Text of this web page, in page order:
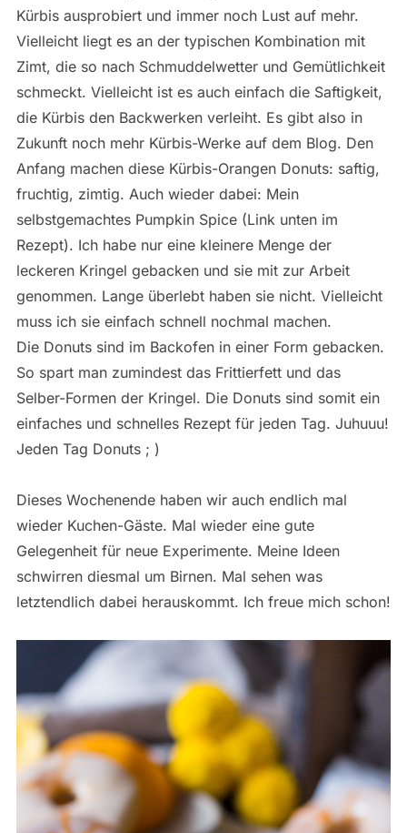
Kürbis ausprobiert und immer noch Lust auf mehr.
Vielleicht liegt es an der typischen Kombination mit
Zimt, die so nach Schmuddelwetter und Gemütlichkeit
schmeckt. Vielleicht ist es auch einfach die Saftigkeit,
die Kürbis den Backwerken verleiht. Es gibt also in
Zukunft noch mehr Kürbis-Werke auf dem Blog. Den
Anfang machen diese Kürbis-Orangen Donuts: saftig,
fruchtig, zimtig. Auch wieder dabei: Mein
selbstgemachtes Pumpkin Spice (Link unten im
Rezept). Ich habe nur eine kleinere Menge der
leckeren Kringel gebacken und sie mit zur Arbeit
genommen. Lange überlebt haben sie nicht. Vielleicht
muss ich sie einfach schnell nochmal machen.
Die Donuts sind im Backofen in einer Form gebacken.
So spart man zumindest das Frittierfett und das
Selber-Formen der Kringel. Die Donuts sind somit ein
einfaches und schnelles Rezept für jeden Tag. Juhuuu!
Jeden Tag Donuts ; )
Dieses Wochenende haben wir auch endlich mal
wieder Kuchen-Gäste. Mal wieder eine gute
Gelegenheit für neue Experimente. Meine Ideen
schwirren diesmal um Birnen. Mal sehen was
letztendlich dabei herauskommt. Ich freue mich schon!